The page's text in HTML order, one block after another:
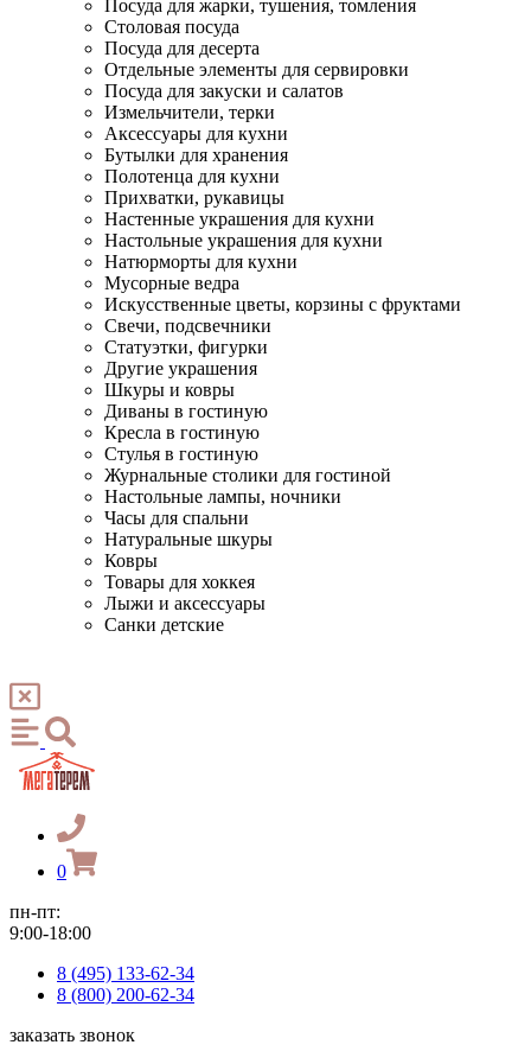
Посуда для жарки, тушения, томления
Столовая посуда
Посуда для десерта
Отдельные элементы для сервировки
Посуда для закуски и салатов
Измельчители, терки
Аксессуары для кухни
Бутылки для хранения
Полотенца для кухни
Прихватки, рукавицы
Настенные украшения для кухни
Настольные украшения для кухни
Натюрморты для кухни
Мусорные ведра
Искусственные цветы, корзины с фруктами
Свечи, подсвечники
Статуэтки, фигурки
Другие украшения
Шкуры и ковры
Диваны в гостиную
Кресла в гостиную
Стулья в гостиную
Журнальные столики для гостиной
Настольные лампы, ночники
Часы для спальни
Натуральные шкуры
Ковры
Товары для хоккея
Лыжи и аксессуары
Санки детские
0
пн-пт:
9:00-18:00
8 (495) 133-62-34
8 (800) 200-62-34
заказать звонок